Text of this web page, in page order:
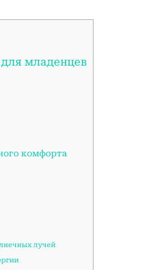
младенцев
комфорта
лучей